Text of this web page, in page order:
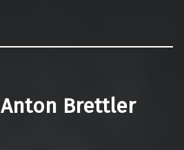
Anton Brettler